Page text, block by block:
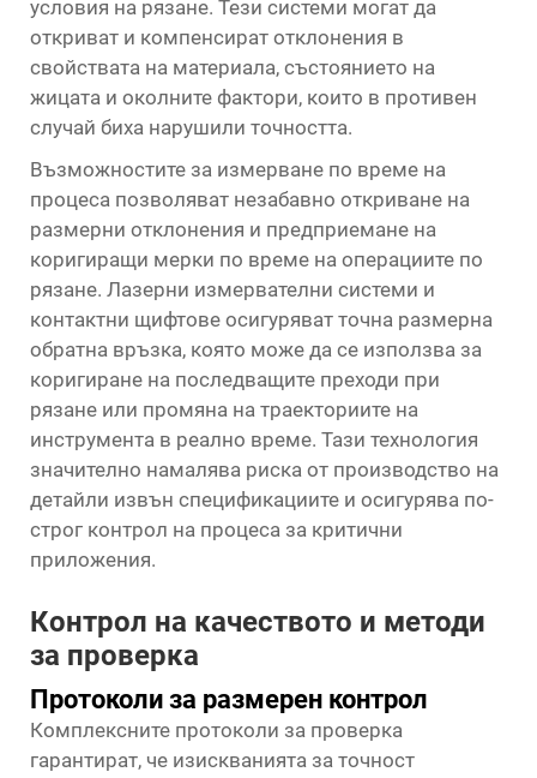
условия на рязане. Тези системи могат да
откриват и компенсират отклонения в
свойствата на материала, състоянието на
жицата и околните фактори, които в противен
случай биха нарушили точността.
Възможностите за измерване по време на
процеса позволяват незабавно откриване на
размерни отклонения и предприемане на
коригиращи мерки по време на операциите по
рязане. Лазерни измервателни системи и
контактни щифтове осигуряват точна размерна
обратна връзка, която може да се използва за
коригиране на последващите преходи при
рязане или промяна на траекториите на
инструмента в реално време. Тази технология
значително намалява риска от производство на
детайли извън спецификациите и осигурява по-
строг контрол на процеса за критични
приложения.
Контрол на качеството и методи
за проверка
Протоколи за размерен контрол
Комплексните протоколи за проверка
гарантират, че изискванията за точност